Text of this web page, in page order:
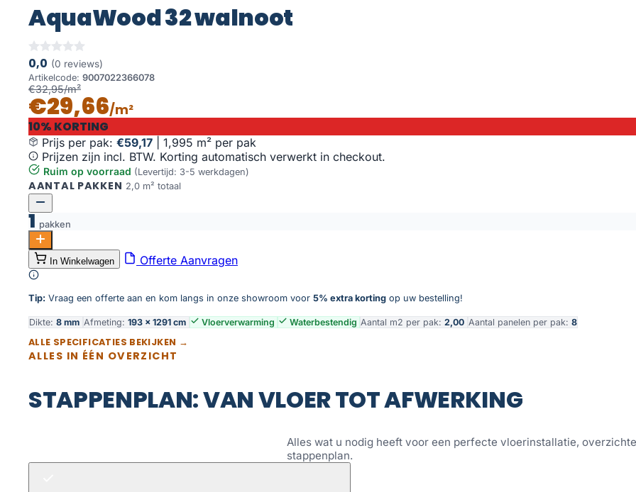
AquaWood 32 walnoot
0,0 (0 reviews)
Artikelcode: 9007022366078
€32,95/m²
€29,66/m²
10% KORTING
Prijs per pak: €59,17
1,995 m² per pak
Prijzen zijn incl. BTW. Korting automatisch verwerkt in checkout.
Ruim op voorraad (Levertijd: 3-5 werkdagen)
AANTAL PAKKEN 2,0 m² totaal
1 pakken
AquaWood 32 walnoot aantal
Toevoegen aan winkelwagen
In Winkelwagen Offerte Aanvragen
Tip: Vraag een offerte aan en kom langs in onze showroom voor 5% extra korting op uw bestelling!
Dikte: 8 mm Afmeting: 193 × 1291 cm Vloerverwarming Waterbestendig Aantal m2 per pak: 2,00 Aantal panelen per pak: 8
ALLE SPECIFICATIES BEKIJKEN →
ALLES IN ÉÉN OVERZICHT
STAPPENPLAN: VAN VLOER TOT AFWERKING
Alles wat u nodig heeft voor een perfecte vloerinstallatie,
stappenplan.